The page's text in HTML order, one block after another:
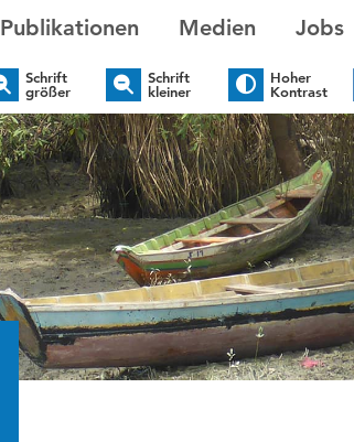
Publikationen Medien Jobs
Schrift
größer
Schrift
kleiner
Hoher
Kontrast